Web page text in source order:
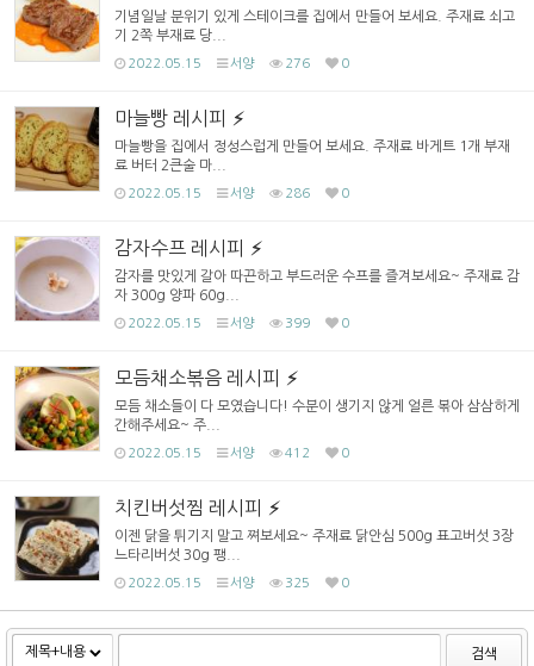
기념일날 분위기 있게 스테이크를 집에서 만들어 보세요. 주재료 쇠고
기 2쪽 부재료 당...
2022.05.15 서양 276 0
마늘빵 레시피
마늘빵을 집에서 정성스럽게 만들어 보세요. 주재료 바게트 1개 부재
료 버터 2큰술 마...
2022.05.15 서양 286 0
감자수프 레시피
감자를 맛있게 갈아 따끈하고 부드러운 수프를 즐겨보세요~ 주재료 감
자 300g 양파 60g...
2022.05.15 서양 399 0
모듬채소볶음 레시피
모듬 채소들이 다 모였습니다! 수분이 생기지 않게 얼른 볶아 삼삼하게
간해주세요~ 주...
2022.05.15 서양 412 0
치킨버섯찜 레시피
이젠 닭을 튀기지 말고 쪄보세요~ 주재료 닭안심 500g 표고버섯 3장
느타리버섯 30g 팽...
2022.05.15 서양 325 0
검색